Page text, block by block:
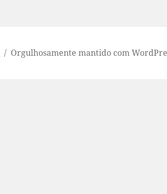
Orgulhosamente mantido com